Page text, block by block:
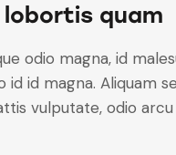
lobortis quam
odio magna, id
id magna. Aliquam
vulputate, odio